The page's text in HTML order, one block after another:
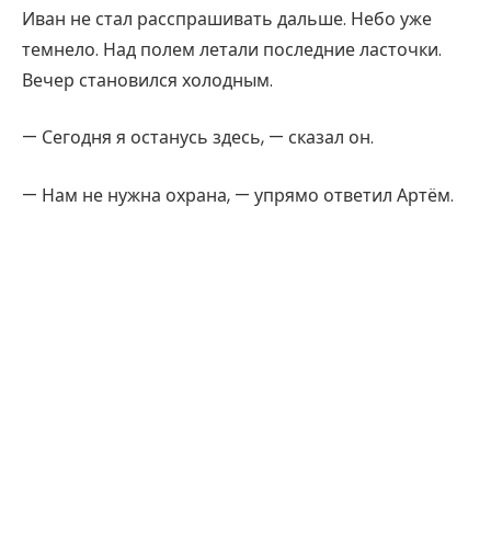
Иван не стал расспрашивать дальше. Небо уже
темнело. Над полем летали последние ласточки.
Вечер становился холодным.
— Сегодня я останусь здесь, — сказал он.
— Нам не нужна охрана, — упрямо ответил Артём.